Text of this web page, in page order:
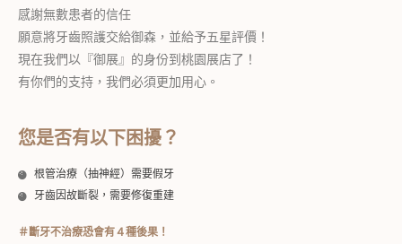
感謝無數患者的信任
願意將牙齒照護交給御森，並給予五星評價！
現在我們以『御展』的身份到桃園展店了！
有你們的支持，我們必須更加用心。
您是否有以下困擾？
根管治療（抽神經）需要假牙
牙齒因故斷裂，需要修復重建
＃斷牙不治療恐會有４種後果！